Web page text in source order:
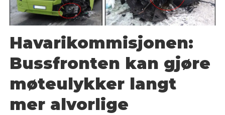
Havarikommisjonen:
Bussfronten kan gjøre
møteulykker langt
mer alvorlige